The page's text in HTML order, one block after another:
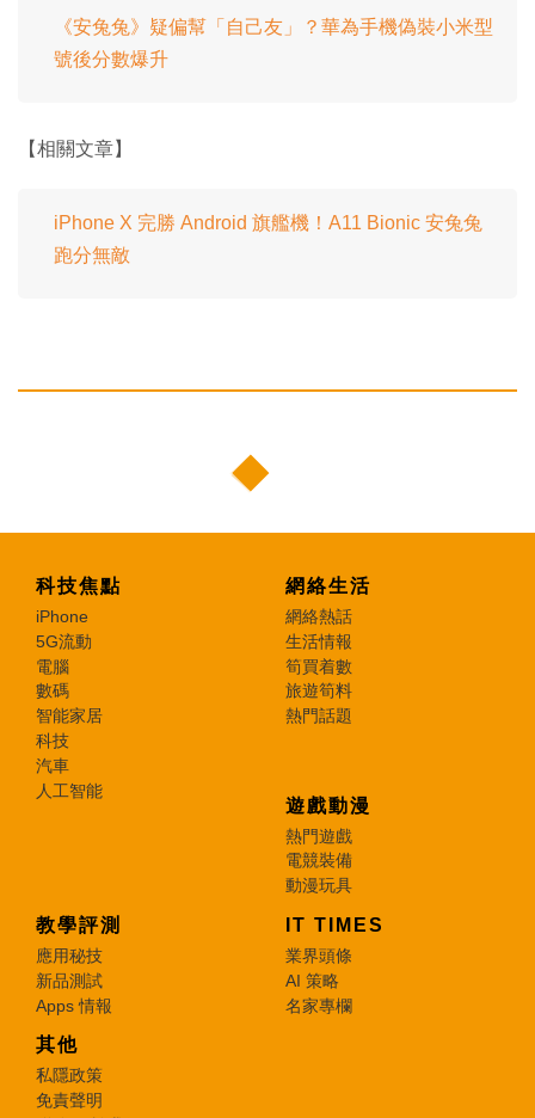
《安兔兔》疑偏幫「自己友」？華為手機偽裝小米型
號後分數爆升
【相關文章】
iPhone X 完勝 Android 旗艦機！A11 Bionic 安兔兔
跑分無敵
科技焦點
iPhone
5G流動
電腦
數碼
智能家居
科技
汽車
人工智能
網絡生活
網絡熱話
生活情報
筍買着數
旅遊筍料
熱門話題
遊戲動漫
熱門遊戲
電競裝備
動漫玩具
教學評測
應用秘技
新品測試
Apps 情報
IT TIMES
業界頭條
AI 策略
名家專欄
其他
私隱政策
免責聲明